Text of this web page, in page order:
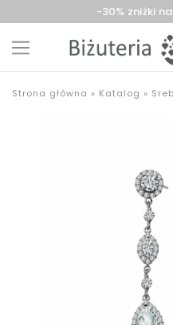
-30% zniżki
Szyszka
z
Strona główna » Katalog »